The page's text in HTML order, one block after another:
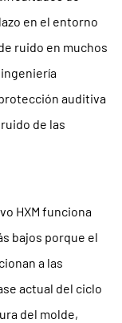
en el entorno
ruido en muchos
auditiva
de las
HXM funciona
bajos porque el
a las
actual del ciclo
del molde,